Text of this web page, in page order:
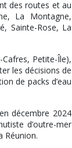
des routes et au
La Montagne,
Sainte-Rose, La
Petite-Île),
les décisions de
de packs d’eau
décembre 2024
d’outre-mer
Réunion.